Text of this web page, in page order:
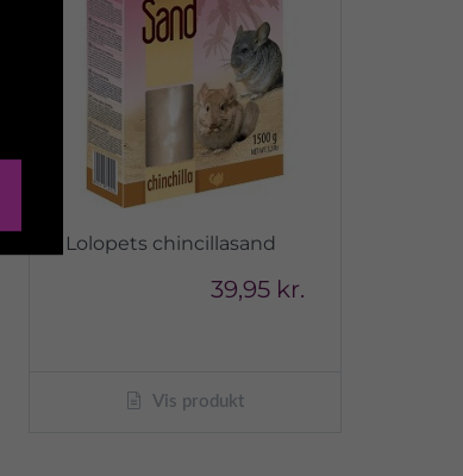
Lolopets chincillasand
39,95 kr.
Vis produkt